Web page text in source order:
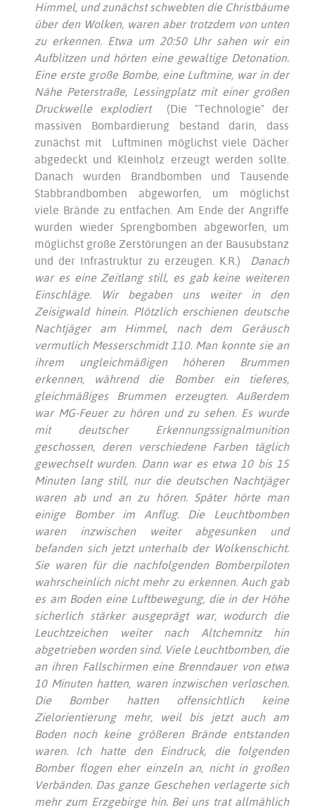
Himmel, und zunächst schwebten die Christbäume
über den Wolken, waren aber trotzdem von unten
zu erkennen. Etwa um 20:50 Uhr sahen wir ein
Aufblitzen und hörten eine gewaltige Detonation.
Eine erste große Bombe, eine Luftmine, war in der
Nähe Peterstraße, Lessingplatz mit einer großen
Druckwelle explodiert (Die "Technologie" der
massiven Bombardierung bestand darin, dass
zunächst mit Luftminen möglichst viele Dächer
abgedeckt und Kleinholz erzeugt werden sollte.
Danach wurden Brandbomben und Tausende
Stabbrandbomben abgeworfen, um möglichst
viele Brände zu entfachen. Am Ende der Angriffe
wurden wieder Sprengbomben abgeworfen, um
möglichst große Zerstörungen an der Bausubstanz
und der Infrastruktur zu erzeugen. K.R.) Danach
war es eine Zeitlang still, es gab keine weiteren
Einschläge. Wir begaben uns weiter in den
Zeisigwald hinein. Plötzlich erschienen deutsche
Nachtjäger am Himmel, nach dem Geräusch
vermutlich Messerschmidt 110. Man konnte sie an
ihrem ungleichmäßigen höheren Brummen
erkennen, während die Bomber ein tieferes,
gleichmäßiges Brummen erzeugten. Außerdem
war MG-Feuer zu hören und zu sehen. Es wurde
mit deutscher Erkennungssignalmunition
geschossen, deren verschiedene Farben täglich
gewechselt wurden. Dann war es etwa 10 bis 15
Minuten lang still, nur die deutschen Nachtjäger
waren ab und an zu hören. Später hörte man
einige Bomber im Anflug. Die Leuchtbomben
waren inzwischen weiter abgesunken und
befanden sich jetzt unterhalb der Wolkenschicht.
Sie waren für die nachfolgenden Bomberpiloten
wahrscheinlich nicht mehr zu erkennen. Auch gab
es am Boden eine Luftbewegung, die in der Höhe
sicherlich stärker ausgeprägt war, wodurch die
Leuchtzeichen weiter nach Altchemnitz hin
abgetrieben worden sind. Viele Leuchtbomben, die
an ihren Fallschirmen eine Brenndauer von etwa
10 Minuten hatten, waren inzwischen verloschen.
Die Bomber hatten offensichtlich keine
Zielorientierung mehr, weil bis jetzt auch am
Boden noch keine größeren Brände entstanden
waren. Ich hatte den Eindruck, die folgenden
Bomber flogen eher einzeln an, nicht in großen
Verbänden. Das ganze Geschehen verlagerte sich
mehr zum Erzgebirge hin. Bei uns trat allmählich